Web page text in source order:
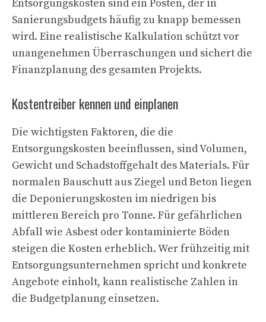
Entsorgungskosten sind ein Posten, der in
Sanierungsbudgets häufig zu knapp bemessen
wird. Eine realistische Kalkulation schützt vor
unangenehmen Überraschungen und sichert die
Finanzplanung des gesamten Projekts.
Kostentreiber kennen und einplanen
Die wichtigsten Faktoren, die die
Entsorgungskosten beeinflussen, sind Volumen,
Gewicht und Schadstoffgehalt des Materials. Für
normalen Bauschutt aus Ziegel und Beton liegen
die Deponierungskosten im niedrigen bis
mittleren Bereich pro Tonne. Für gefährlichen
Abfall wie Asbest oder kontaminierte Böden
steigen die Kosten erheblich. Wer frühzeitig mit
Entsorgungsunternehmen spricht und konkrete
Angebote einholt, kann realistische Zahlen in
die Budgetplanung einsetzen.